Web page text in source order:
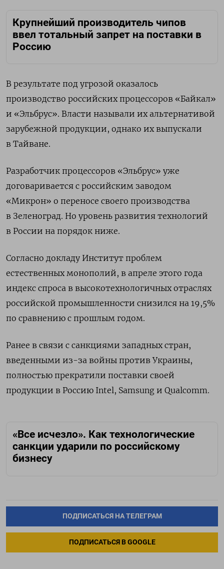
Крупнейший производитель чипов
ввел тотальный запрет на поставки в
Россию
В результате под угрозой оказалось
производство российских процессоров «Байкал»
и «Эльбрус». Власти называли их альтернативой
зарубежной продукции, однако их выпускали
в Тайване.
Разработчик процессоров «Эльбрус» уже
договаривается с российским заводом
«Микрон» о переносе своего производства
в Зеленоград. Но уровень развития технологий
в России на порядок ниже.
Согласно докладу Институт проблем
естественных монополий, в апреле этого года
индекс спроса в высокотехнологичных отраслях
российской промышленности снизился на 19,5%
по сравнению с прошлым годом.
Ранее в связи с санкциями западных стран,
введенными из-за войны против Украины,
полностью прекратили поставки своей
продукции в Россию Intel, Samsung и Qualcomm.
«Все исчезло». Как технологические
санкции ударили по российскому
бизнесу
ПОДПИСАТЬСЯ НА ТЕЛЕГРАМ
ПОДПИСАТЬСЯ В GOOGLE